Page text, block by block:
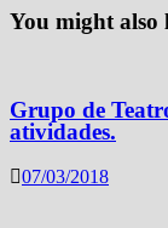
You might also
Grupo de
atividades.
07/03/2018